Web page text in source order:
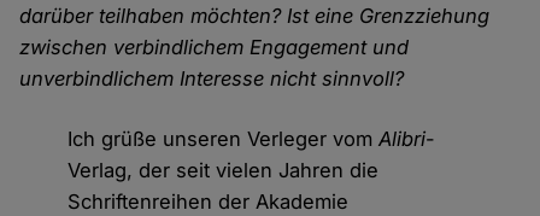
darüber teilhaben möchten? Ist eine Grenzziehung
zwischen verbindlichem Engagement und
unverbindlichem Interesse nicht sinnvoll?
Ich grüße unseren Verleger vomAlibri-
Verlag, der seit vielen Jahren die
Schriftenreihen der Akademie